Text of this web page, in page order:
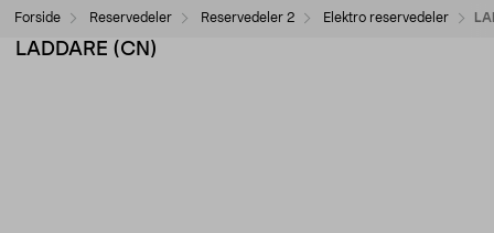
Forside Reservedeler Reservedeler 2 Elektro reservedeler
LADDARE (CN)